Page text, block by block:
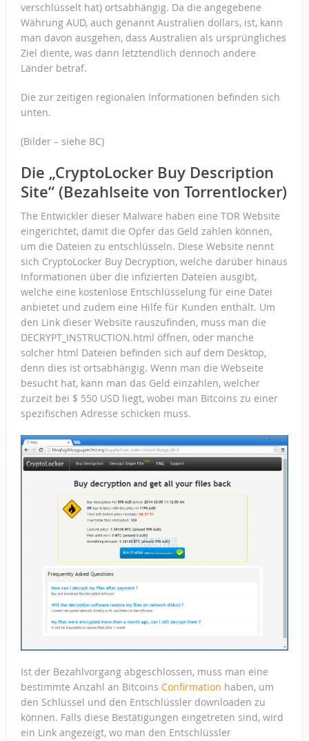
verschlüsselt hat) ortsabhängig. Da die angegebene
Währung AUD, auch genannt Australien dollars, ist, kann
man davon ausgehen, dass Australien als ursprüngliches
Ziel diente, was dann letztendlich dennoch andere
Länder betraf.
Die zur zeitigen regionalen Informationen befinden sich
unten.
(Bilder – siehe BC)
Die „CryptoLocker Buy Description
Site“ (Bezahlseite von Torrentlocker)
The Entwickler dieser Malware haben eine TOR Website
eingerichtet, damit die Opfer das Geld zahlen können,
um die Dateien zu entschlüsseln. Diese Website nennt
sich CryptoLocker Buy Decryption, welche darüber hinaus
Informationen über die infizierten Dateien ausgibt,
welche eine kostenlose Entschlüsselung für eine Datei
anbietet und zudem eine Hilfe für Kunden enthält. Um
den Link dieser Website rauszufinden, muss man die
DECRYPT_INSTRUCTION.html öffnen, oder manche
solcher html Dateien befinden sich auf dem Desktop,
denn dies ist ortsabhängig. Wenn man die Webseite
besucht hat, kann man das Geld einzahlen, welcher
zurzeit bei $ 550 USD liegt, wobei man Bitcoins zu einer
spezifischen Adresse schicken muss.
Ist der Bezahlvorgang abgeschlossen, muss man eine
bestimmte Anzahl an Bitcoins Confirmation haben, um
den Schlüssel und den Entschlüssler downloaden zu
können. Falls diese Bestätigungen eingetreten sind, wird
ein Link angezeigt, wo man den Entschlüssler